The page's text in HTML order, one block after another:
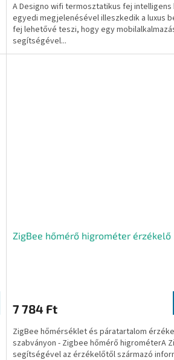
A Designo wifi termosztatikus fej intelligens
egyedi megjelenésével illeszkedik a luxus
fej lehetővé teszi, hogy egy
segítségével...
ZigBee hőmérő higrométer érzékelő
7 784 Ft
ZigBee hőmérséklet és páratartalom
szabványon - Zigbee hőmérő higrométerA
segítségével az érzékelőtől származó